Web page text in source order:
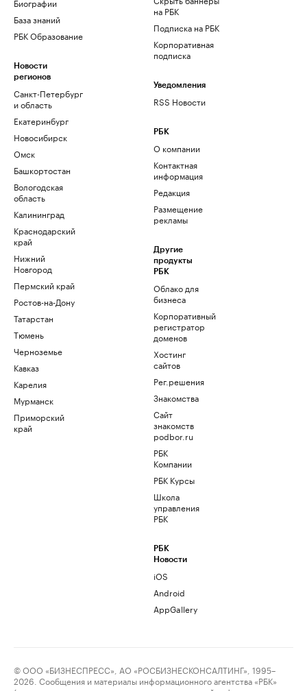
База знаний
РБК Образование
Новости
регионов
Санкт-Петербург
и область
Екатеринбург
Новосибирск
Омск
Башкортостан
Вологодская
область
Калининград
Краснодарский
край
Нижний
Новгород
Пермский край
Ростов-на-Дону
Татарстан
Тюмень
Черноземье
Кавказ
Карелия
Мурманск
Приморский
край
на РБК
Подписка на РБК
Корпоративная
подписка
Уведомления
RSS Новости
РБК
О компании
Контактная
информация
Редакция
Размещение
рекламы
Другие
продукты
РБК
Облако для
бизнеса
Корпоративный
регистратор
доменов
Хостинг
сайтов
Рег.решения
Знакомства
Сайт
знакомств
podbor.ru
РБК
Компании
РБК Курсы
Школа
управления
РБК
РБК
Новости
iOS
Android
AppGallery
© ООО «БИЗНЕСПРЕСС», АО «РОСБИЗНЕСКОНСАЛТИНГ», 1995–
2026. Сообщения и материалы информационного агентства «РБК»